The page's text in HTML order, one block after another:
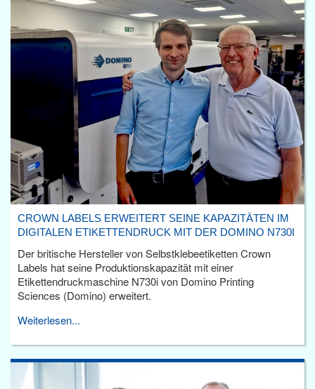
CROWN LABELS ERWEITERT SEINE KAPAZITÄTEN IM
DIGITALEN ETIKETTENDRUCK MIT DER DOMINO N730I
Der britische Hersteller von Selbstklebeetiketten Crown
Labels hat seine Produktionskapazität mit einer
Etikettendruckmaschine N730i von Domino Printing
Sciences (Domino) erweitert.
Weiterlesen...